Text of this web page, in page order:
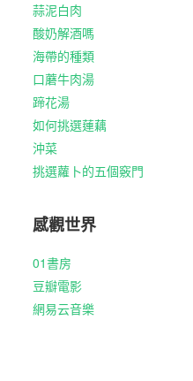
蒜泥白肉
酸奶解酒嗎
海帶的種類
口蘑牛肉湯
蹄花湯
如何挑選蓮藕
沖菜
挑選蘿卜的五個竅門
感觀世界
01書房
豆瓣電影
網易云音樂